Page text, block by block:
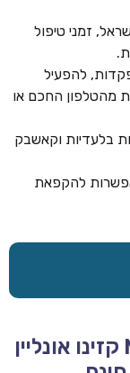
זמני טיפול
להפעיל
מהטלפון החכם או
בלעדיות וקאשבק
להקפאת
MEGAPARI CASINO – 2026 קזינו אונליין